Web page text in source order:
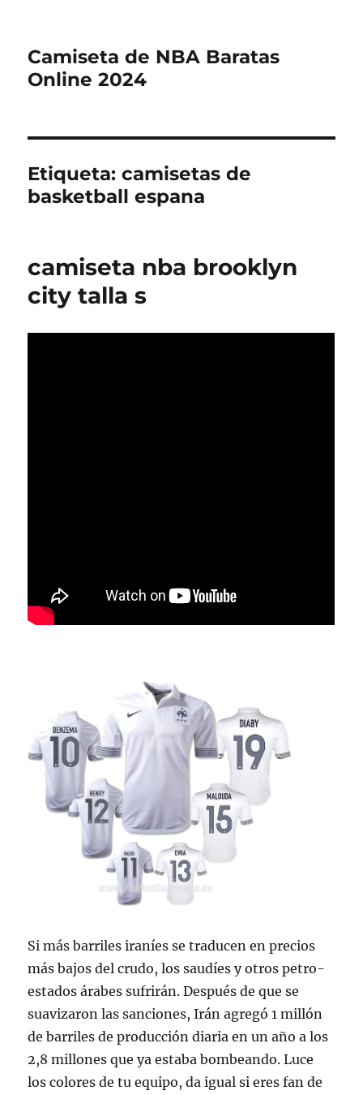
Camiseta de NBA Baratas
Online 2024
Etiqueta:camisetas de
basketball espana
camiseta nba brooklyn
city talla s
Si más barriles iraníes se traducen en precios
más bajos del crudo, los saudíes y otros petro-
estados árabes sufrirán. Después de que se
suavizaron las sanciones, Irán agregó 1 millón
de barriles de producción diaria en un año a los
2,8 millones que ya estaba bombeando. Luce
los colores de tu equipo, da igual si eres fan de